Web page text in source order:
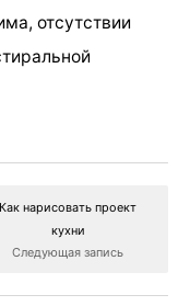
отсутствии
Как нарисовать проект
кухни
Следующая запись